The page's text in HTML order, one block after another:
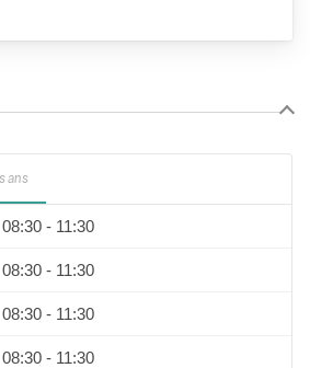
ans
08:30 - 11:30
08:30 - 11:30
08:30 - 11:30
08:30 - 11:30